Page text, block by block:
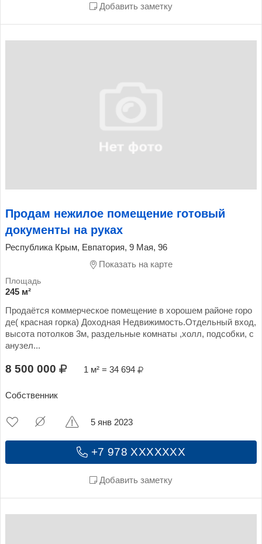
Добавить заметку
Продам нежилое помещение готовый
документы на руках
Республика Крым, Евпатория, 9 Мая, 96
Показать на карте
245 м²
Продаётся коммерческое помещение в хорошем районе горо
де( красная горка) Доходная Недвижимость.Отдельный вход,
высота потолков 3м, раздельные комнаты ,холл, подсобки, с
анузел...
8 500 000 1 м² = 34 694
Собственник
+7 978 XXXXXXX
Добавить заметку
5 янв 2023